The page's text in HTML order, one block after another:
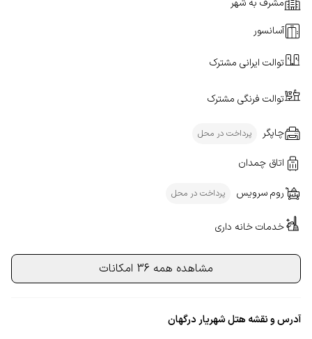
آسانسور
توالت ایرانی مشترک
توالت فرنگی مشترک
چاپگر پرداخت در محل
اتاق چمدان
روم سرویس پرداخت در محل
خدمات خانه داری
مشاهده همه 36 امکانات
آدرس و نقشه هتل شهریار درگهان